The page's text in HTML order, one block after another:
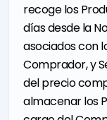
recoge los
días desde la
asociados con
Comprador, y
del precio
almacenar los